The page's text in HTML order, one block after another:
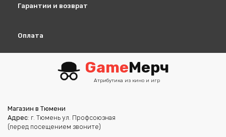
Гарантии и возврат
Оплата
GameМерч
Атрибутика из кино и игр
Магазин в Тюмени
Адрес: г. Тюмень ул. Профсоюзная
(перед посещением звоните)